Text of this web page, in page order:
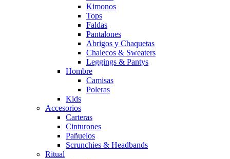
Kimonos
Tops
Faldas
Pantalones
Abrigos y Chaquetas
Chalecos & Sweaters
Leggings & Pantys
Hombre
Camisas
Poleras
Kids
Accesorios
Carteras
Cinturones
Pañuelos
Scrunchies & Headbands
Ritual